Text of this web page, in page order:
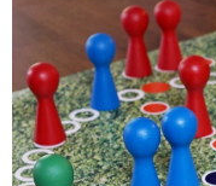
na
5
gwiazdek.